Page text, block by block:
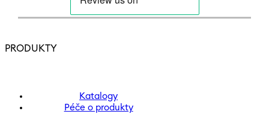
PRODUKTY
Katalogy
Péče o produkty